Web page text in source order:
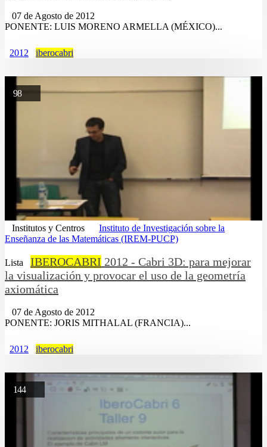
07 de Agosto de 2012
PONENTE: LUIS MORENO ARMELLA (MÉXICO)...
2012 iberocabri
98
Institutos y Centros
Instituto de Investigación sobre la
Enseñanza de las Matemáticas (IREM-PUCP)
Lista IBEROCABRI 2012 - Cabri 3D: para mejorar
la visualización y provocar el uso de la geometría
axiomática
07 de Agosto de 2012
PONENTE: JORIS MITHALAL (FRANCIA)...
2012 iberocabri
144